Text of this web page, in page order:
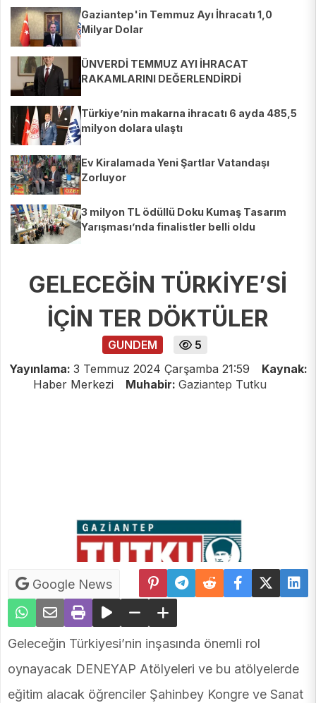
Gaziantep'in Temmuz Ayı İhracatı 1,0
Milyar Dolar
ÜNVERDİ TEMMUZ AYI İHRACAT
RAKAMLARINI DEĞERLENDİRDİ
Türkiye’nin makarna ihracatı 6 ayda 485,5
milyon dolara ulaştı
Ev Kiralamada Yeni Şartlar Vatandaşı
Zorluyor
3 milyon TL ödüllü Doku Kumaş Tasarım
Yarışması’nda finalistler belli oldu
GELECEĞİN TÜRKİYE’Sİ
İÇİN TER DÖKTÜLER
GUNDEM
5
Yayınlama: 3 Temmuz 2024 Çarşamba 21:59
Kaynak:
Haber Merkezi
Muhabir: Gaziantep Tutku
Google News
Geleceğin Türkiyesi’nin inşasında önemli rol
oynayacak DENEYAP Atölyeleri ve bu atölyelerde
eğitim alacak öğrenciler Şahinbey Kongre ve Sanat